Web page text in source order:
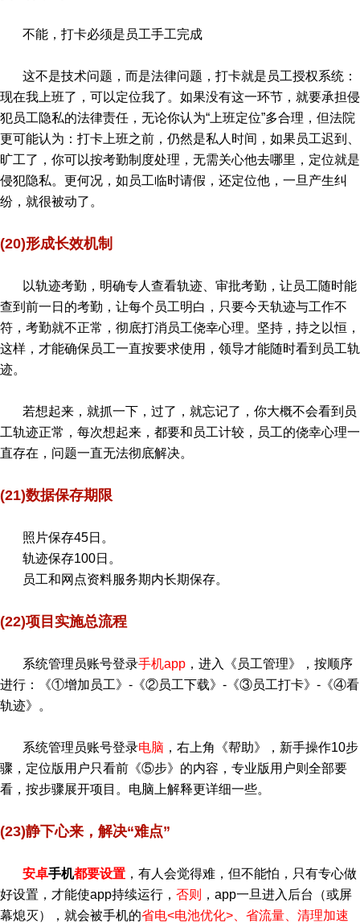
不能，打卡必须是员工手工完成
这不是技术问题，而是法律问题，打卡就是员工授权系统：
现在我上班了，可以定位我了。如果没有这一环节，就要承担侵
犯员工隐私的法律责任，无论你认为“上班定位”多合理，但法院
更可能认为：打卡上班之前，仍然是私人时间，如果员工迟到、
旷工了，你可以按考勤制度处理，无需关心他去哪里，定位就是
侵犯隐私。更何况，如员工临时请假，还定位他，一旦产生纠
纷，就很被动了。
(20)形成长效机制
以轨迹考勤，明确专人查看轨迹、审批考勤，让员工随时能
查到前一日的考勤，让每个员工明白，只要今天轨迹与工作不
符，考勤就不正常，彻底打消员工侥幸心理。坚持，持之以恒，
这样，才能确保员工一直按要求使用，领导才能随时看到员工轨
迹。
若想起来，就抓一下，过了，就忘记了，你大概不会看到员
工轨迹正常，每次想起来，都要和员工计较，员工的侥幸心理一
直存在，问题一直无法彻底解决。
(21)数据保存期限
照片保存45日。
轨迹保存100日。
员工和网点资料服务期内长期保存。
(22)项目实施总流程
系统管理员账号登录手机app ，进入《员工管理》，按顺序
进行：《①增加员工》-《②员工下载》-《③员工打卡》-《④看
轨迹》。
系统管理员账号登录电脑 ，右上角《帮助》，新手操作10步
骤，定位版用户只看前《⑤步》的内容，专业版用户则全部要
看，按步骤展开项目。电脑上解释更详细一些。
(23)静下心来，解决“难点”
安卓手机都要设置 ，有人会觉得难，但不能怕，只有专心做
好设置，才能使app持续运行， 否则
，app一旦进入后台（或屏
幕熄灭），就会被手机的省电<电池优化>、省流量、清理加速